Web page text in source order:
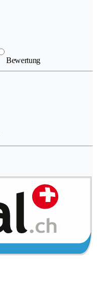
Bewertung